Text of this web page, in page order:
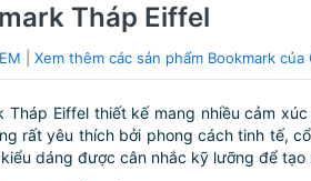
Tháp Eiffel
|Xem thêm các sản phẩm Bookmark của
Tháp Eiffel thiết kế mang nhiều cảm
rất yêu thích bởi phong cách tinh tế,
dáng được cân nhắc kỹ lưỡng để tạo